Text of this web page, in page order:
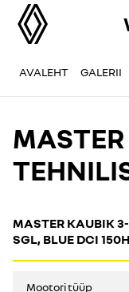
AVALEHT GALERII
MASTER KAUBIK
SGL, BLUE DCI
Mootori tüüp